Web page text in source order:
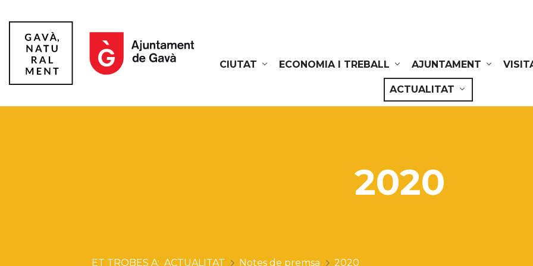
CIUTAT
ECONOMIA I TREBALL AJUNTAMENT
ACTUALITAT
2020
ACTUALITAT Notes de premsa 2020